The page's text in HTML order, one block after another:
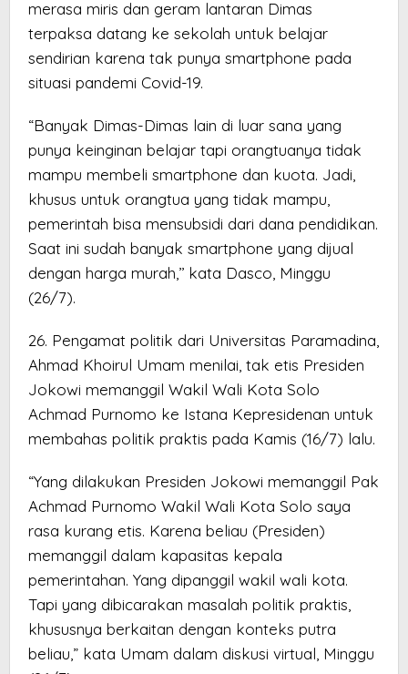
merasa miris dan geram lantaran Dimas
terpaksa datang ke sekolah untuk belajar
sendirian karena tak punya smartphone pada
situasi pandemi Covid-19.
“Banyak Dimas-Dimas lain di luar sana yang
punya keinginan belajar tapi orangtuanya tidak
mampu membeli smartphone dan kuota. Jadi,
khusus untuk orangtua yang tidak mampu,
pemerintah bisa mensubsidi dari dana pendidikan.
Saat ini sudah banyak smartphone yang dijual
dengan harga murah,’’ kata Dasco, Minggu
(26/7).
26. Pengamat politik dari Universitas Paramadina,
Ahmad Khoirul Umam menilai, tak etis Presiden
Jokowi memanggil Wakil Wali Kota Solo
Achmad Purnomo ke Istana Kepresidenan untuk
membahas politik praktis pada Kamis (16/7) lalu.
“Yang dilakukan Presiden Jokowi memanggil Pak
Achmad Purnomo Wakil Wali Kota Solo saya
rasa kurang etis. Karena beliau (Presiden)
memanggil dalam kapasitas kepala
pemerintahan. Yang dipanggil wakil wali kota.
Tapi yang dibicarakan masalah politik praktis,
khususnya berkaitan dengan konteks putra
beliau,” kata Umam dalam diskusi virtual, Minggu